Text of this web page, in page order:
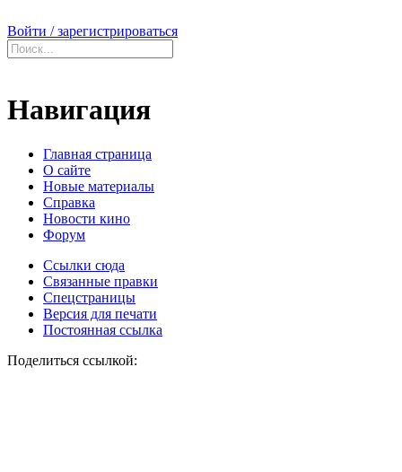
Войти / зарегистрироваться
Навигация
Главная страница
О сайте
Новые материалы
Справка
Новости кино
Форум
Ссылки сюда
Связанные правки
Спецстраницы
Версия для печати
Постоянная ссылка
Поделиться ссылкой: